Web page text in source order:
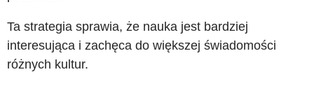
Ta strategia sprawia, że nauka jest bardziej
interesująca i zachęca do większej świadomości
różnych kultur.